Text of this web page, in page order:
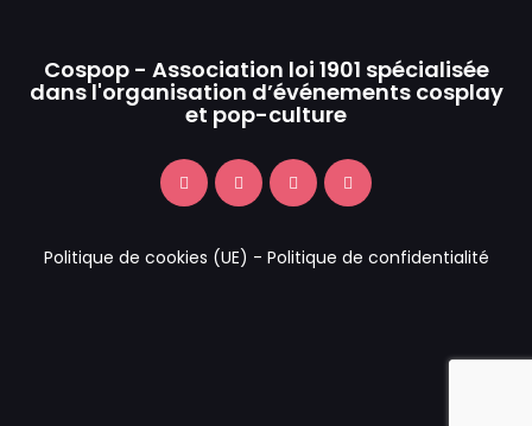
Cospop - Association loi 1901 spécialisée
dans l'organisation d’événements cosplay
et pop-culture
Politique de cookies (UE) - Politique de confidentialité